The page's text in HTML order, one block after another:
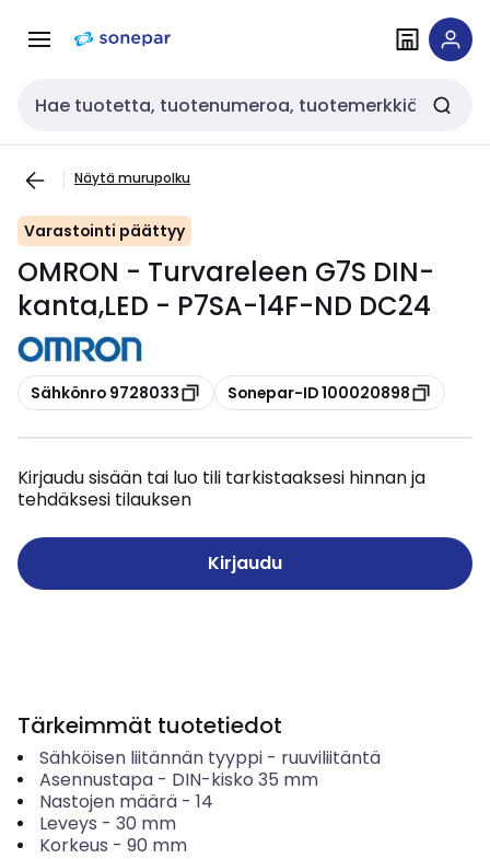
navigointiinsisältöön
Haku
Näytä murupolku
Varastointi päättyy
OMRON - Turvareleen G7S DIN-
kanta,LED - P7SA-14F-ND DC24
Kopioi
Sähkönro 9728033 Kopioi
Sonepar-ID 100020898
Kirjaudu sisään tai luo tili tarkistaaksesi hinnan ja
tehdäksesi tilauksen
Kirjaudu
Tärkeimmät tuotetiedot
Sähköisen liitännän tyyppi- ruuviliitäntä
Asennustapa- DIN-kisko 35 mm
Nastojen määrä- 14
Leveys - 30 mm
Korkeus - 90 mm